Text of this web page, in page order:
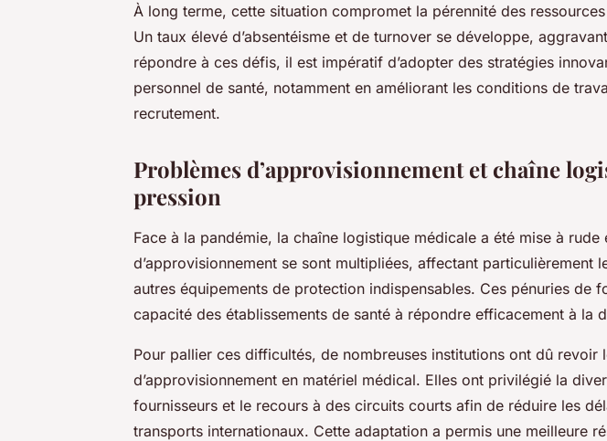
À long terme, cette situation compromet la pérennité des
Un taux élevé d’absentéisme et de turnover se développe,
répondre à ces défis, il est impératif d’adopter des stratégies
personnel de santé, notamment en améliorant les conditions de
recrutement.
Problèmes d’approvisionnement et chaîne
pression
Face à la pandémie, la chaîne logistique médicale a été mise à rude
d’approvisionnement se sont multipliées, affectant particulièrement
autres équipements de protection indispensables. Ces pénuries de
capacité des établissements de santé à répondre efficacement à la
Pour pallier ces difficultés, de nombreuses institutions ont dû revoir
d’approvisionnement en matériel médical. Elles ont privilégié la
fournisseurs et le recours à des circuits courts afin de réduire les
transports internationaux. Cette adaptation a permis une meilleure